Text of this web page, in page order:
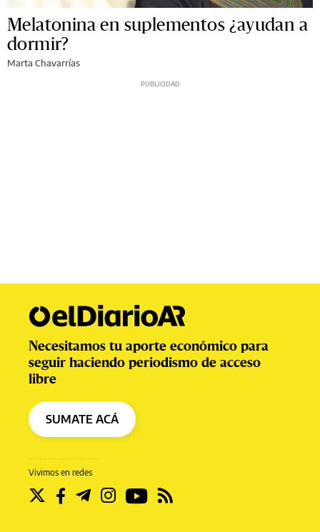
Melatonina en suplementos ¿ayudan a
dormir?
Marta Chavarrías
Vivimos en redes
Necesitamos tu aporte económico para
seguir haciendo periodismo de acceso
libre
SUMATE ACÁ